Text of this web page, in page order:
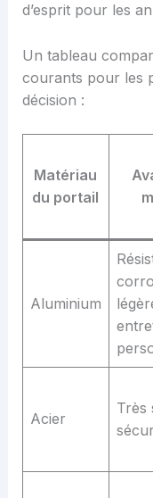
d’esprit pour les
Un tableau
courants pour les
décision :
Matériau
du portail
Aluminium
Acier
Très